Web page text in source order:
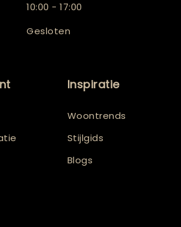
10:00 - 17:00
Gesloten
Inspiratie
Woontrends
Stijlgids
Blogs